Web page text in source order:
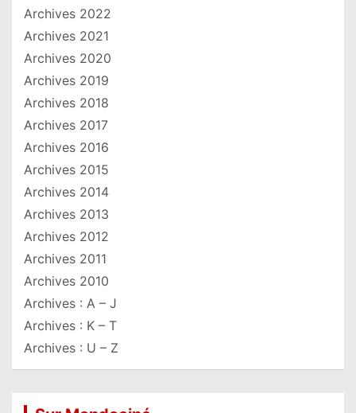
Archives 2022
Archives 2021
Archives 2020
Archives 2019
Archives 2018
Archives 2017
Archives 2016
Archives 2015
Archives 2014
Archives 2013
Archives 2012
Archives 2011
Archives 2010
Archives : A – J
Archives : K – T
Archives : U – Z